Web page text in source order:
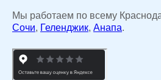
Мы работаем по всему
Сочи, Геленджик, Анапа.